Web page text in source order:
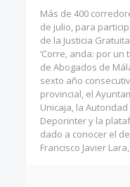
Más de 400
de julio, para
de la Justicia
‘Corre, anda: por un
de Abogados de
sexto año
provincial, el
Unicaja, la
Deporinter y la
dado a conocer el
Francisco Javier